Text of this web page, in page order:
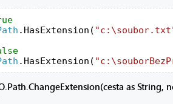
.HasExtension(
.HasExtension(
as String,